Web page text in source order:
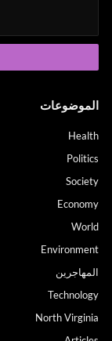
الموضوعات
Health
Politics
Society
Economy
World
Environment
المهاجرين
Technology
North Virginia